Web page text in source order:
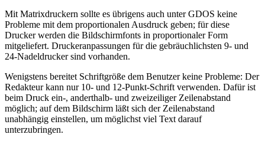
Mit Matrixdruckern sollte es übrigens auch unter GDOS keine
Probleme mit dem proportionalen Ausdruck geben; für diese
Drucker werden die Bildschirmfonts in proportionaler Form
mitgeliefert. Druckeranpassungen für die gebräuchlichsten 9- und
24-Nadeldrucker sind vorhanden.
Wenigstens bereitet Schriftgröße dem Benutzer keine Probleme: Der
Redakteur kann nur 10- und 12-Punkt-Schrift verwenden. Dafür ist
beim Druck ein-, anderthalb- und zweizeiliger Zeilenabstand
möglich; auf dem Bildschirm läßt sich der Zeilenabstand
unabhängig einstellen, um möglichst viel Text darauf
unterzubringen.